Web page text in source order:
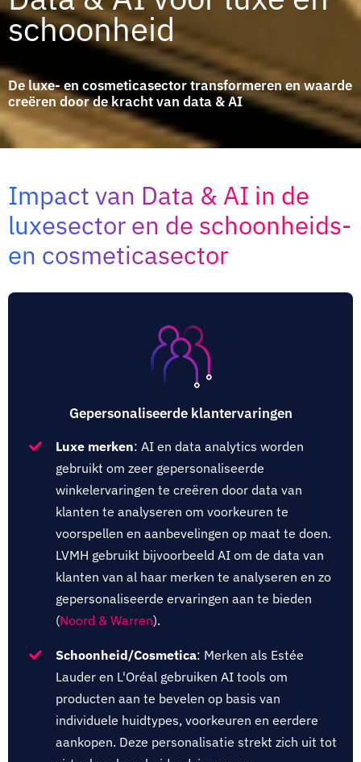
schoonheid
De luxe- en cosmeticasector transformeren en waarde
creëren door de kracht van data & AI
Impact van Data & AI in de
luxesector en de schoonheids-
en cosmeticasector
Gepersonaliseerde klantervaringen
Luxe merken: AI en data analytics worden
gebruikt om zeer gepersonaliseerde
winkelervaringen te creëren door data van
klanten te analyseren om voorkeuren te
voorspellen en aanbevelingen op maat te doen.
LVMH gebruikt bijvoorbeeld AI om de data van
klanten van al haar merken te analyseren en zo
gepersonaliseerde ervaringen aan te bieden
(Noord & Warren).
Schoonheid/Cosmetica: Merken als Estée
Lauder en L'Oréal gebruiken AI tools om
producten aan te bevelen op basis van
individuele huidtypes, voorkeuren en eerdere
aankopen. Deze personalisatie strekt zich uit tot